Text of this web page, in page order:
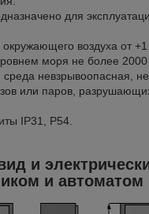
для
воздуха от
моря не более 2000
невзрывоопасная,
или паров,
IP31, P54.
и
и автоматом